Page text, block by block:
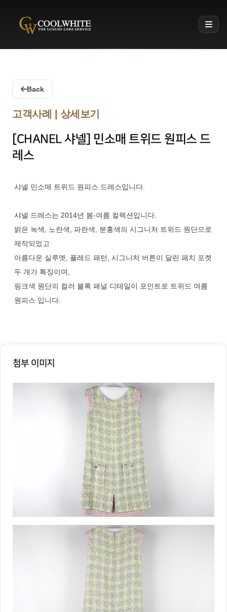
Coolwhite
Back
고객사례 | 상세보기
[CHANEL 샤넬] 민소매 트위드 원피스 드
레스
샤넬 민소매 트위드 원피스 드레스입니다.
샤넬 드레스는 2014년 봄-여름 컬렉션입니다.
밝은 녹색, 노란색, 파란색, 분홍색의 시그니처 트위드 원단으로
제작되었고
아름다운 실루엣, 플레드 패턴, 시그니처 버튼이 달린 패치 포켓
두 개가 특징이며,
핑크색 원단의 컬러 블록 패널 디테일이 포인트로 트위드 여름
원피스 입니다.
첨부 이미지